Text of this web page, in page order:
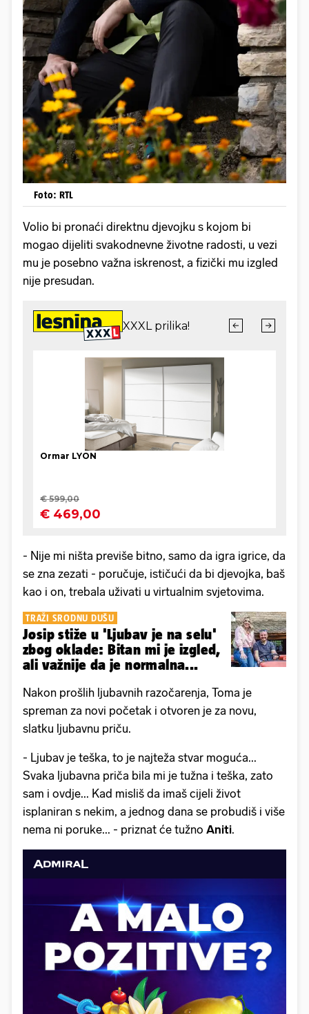
Foto: RTL
Volio bi pronaći direktnu djevojku s kojom bi
mogao dijeliti svakodnevne životne radosti, u vezi
mu je posebno važna iskrenost, a fizički mu izgled
nije presudan.
- Nije mi ništa previše bitno, samo da igra igrice, da
se zna zezati - poručuje, ističući da bi djevojka, baš
kao i on, trebala uživati u virtualnim svjetovima.
TRAŽI SRODNU DUŠU
Josip stiže u 'Ljubav je na selu'
zbog oklade: Bitan mi je izgled,
ali važnije da je normalna...
Nakon prošlih ljubavnih razočarenja, Toma je
spreman za novi početak i otvoren je za novu,
slatku ljubavnu priču.
- Ljubav je teška, to je najteža stvar moguća...
Svaka ljubavna priča bila mi je tužna i teška, zato
sam i ovdje... Kad misliš da imaš cijeli život
isplaniran s nekim, a jednog dana se probudiš i više
nema ni poruke... - priznat će tužno Aniti.